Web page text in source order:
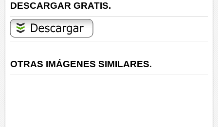
DESCARGAR GRATIS.
OTRAS IMÁGENES SIMILARES.